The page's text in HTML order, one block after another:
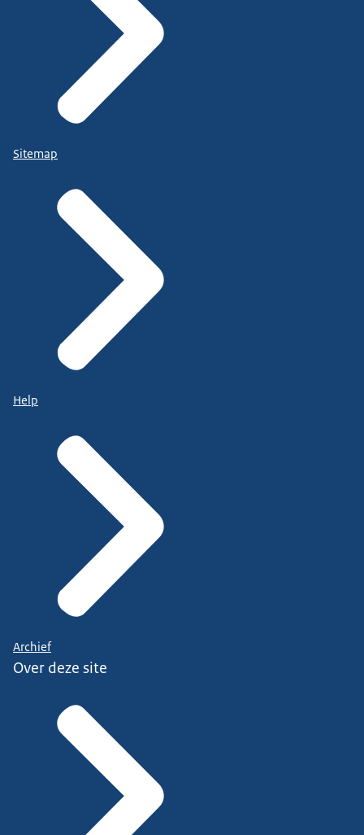
Sitemap
Help
Archief
Over deze site